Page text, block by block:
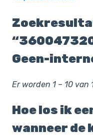
Geen-
Er worden 1 – 10
Hoe los ik
wanneer de